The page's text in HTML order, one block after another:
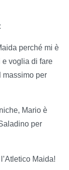
perché mi è
e voglia di fare
massimo per
Mario è
per
Maida!